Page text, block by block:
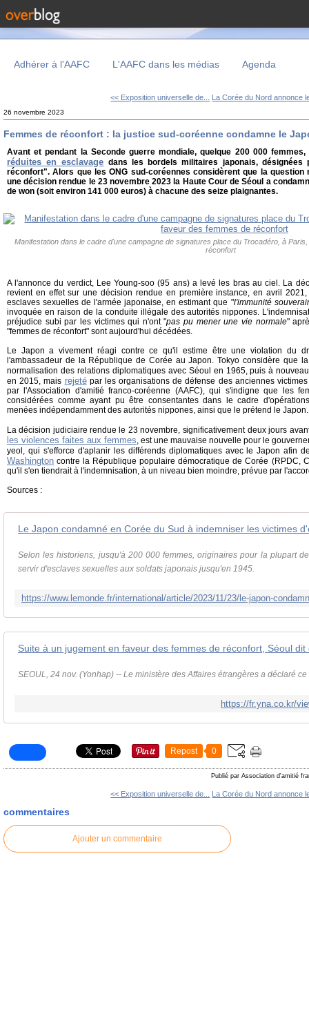
Adhérer à l'AAFC L'AAFC dans les médias Agenda
<< Exposition universelle de... La Corée du Nord annonce
26 novembre 2023
Femmes de réconfort : la justice sud-coréenne condamne le
Avant et pendant la Seconde guerre mondiale, quelque 200 000
réduites en esclavage dans les bordels militaires japonais, désignées
réconfort". Alors que les ONG sud-coréennes considèrent que la question
une décision rendue le 23 novembre 2023 la Haute Cour de Séoul a
de won (soit environ 141 000 euros) à chacune des seize plaignantes.
Manifestation dans le cadre d'une campagne de signatures place du Trocadéro, à
réconfort
A l'annonce du verdict, Lee Young-soo (95 ans) a levé les bras au ciel. La
revient en effet sur une décision rendue en première instance, en avril
esclaves sexuelles de l'armée japonaise, en estimant que "l'immunité
invoquée en raison de la conduite illégale des autorités nippones.
préjudice subi par les victimes qui n'ont "pas pu mener une vie normale"
"femmes de réconfort" sont aujourd'hui décédées.
Le Japon a vivement réagi contre ce qu'il estime être une violation du
l'ambassadeur de la République de Corée au Japon. Tokyo considère que
normalisation des relations diplomatiques avec Séoul en 1965, puis à
en 2015, mais rejetépar les organisations de défense des anciennes
par l'Association d'amitié franco-coréenne (AAFC), qui s'indigne que les
considérées comme ayant pu être consentantes dans le cadre
menées indépendamment des autorités nippones, ainsi que le prétend le
La décision judiciaire rendue le 23 novembre, significativement deux jours
les violences faites aux femmes, est une mauvaise nouvelle pour le
yeol, qui s'efforce d'aplanir les différends diplomatiques avec le Japon afin
Washington contre la République populaire démocratique de Corée (RPDC,
qu'il s'en tiendrait à l'indemnisation, à un niveau bien moindre, prévue par
Sources :
Selon les historiens, jusqu'à 200 000 femmes, originaires pour la plupart
servir d'esclaves sexuelles aux soldats japonais jusqu'en 1945.
SEOUL, 24 nov. (Yonhap) -- Le ministère des Affaires étrangères a déclaré
https://fr.yna.co.kr/
Repost 0
Publié par Association d'amitié
<< Exposition universelle de... La Corée du Nord annonce
commentaires
Ajouter un commentaire